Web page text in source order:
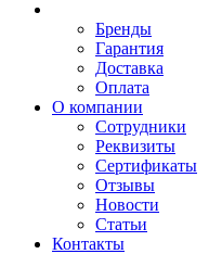
Бренды
Гарантия
Доставка
Оплата
О компании
Сотрудники
Реквизиты
Сертификаты
Отзывы
Новости
Статьи
Контакты